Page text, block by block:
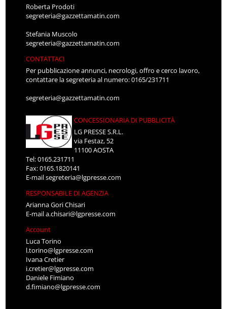
Roberta Prodoti
segreteria@gazzettamatin.com
Stefania Muscolo
segreteria@gazzettamatin.com
CONTATTACI
Per pubblicazione annunci, necrologi, offro e cerco lavoro,
contattare la segreteria al numero: 0165/231711
segreteria@gazzettamatin.com
CONCESSIONARIA DI PUBBLICITÀ
LG PRESSE S.R.L.
via Festaz, 52
11100 AOSTA
Tel: 0165.231711
Fax: 0165.1820141
E-mailsegreteria@lgpresse.com
RESPONSABILE DI AGENZIA
Arianna Gori Chisari
E-maila.chisari@lgpresse.com
Account
Luca Torino
l.torino@lgpresse.com
Ivana Cretier
i.cretier@lgpresse.com
Daniele Fimiano
d.fimiano@lgpresse.com